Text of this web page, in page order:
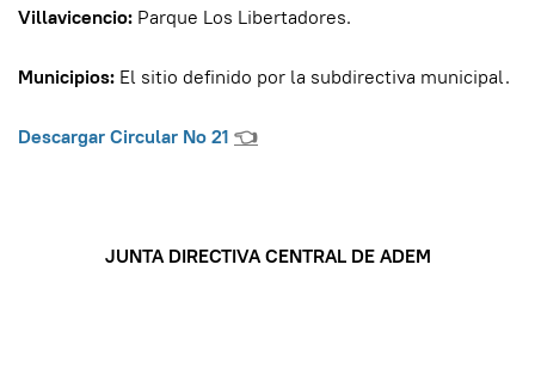
Villavicencio: Parque Los Libertadores.
Municipios: El sitio definido por la subdirectiva municipal.
Descargar Circular No 21 👈
JUNTA DIRECTIVA CENTRAL DE ADEM